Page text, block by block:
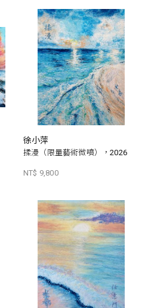
徐小萍
揉漫（限量藝術微噴），2026
NT$ 9,800